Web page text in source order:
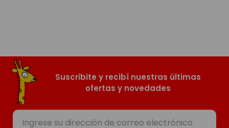
Suscribite y recibí nuestras últimas
ofertas y novedades